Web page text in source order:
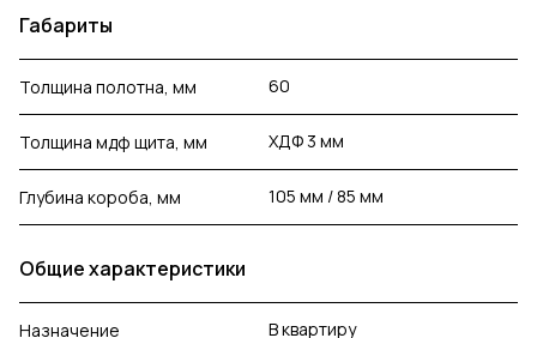
Габариты
Толщина полотна, мм 60
Толщина мдф щита, мм ХДФ 3 мм
Глубина короба, мм 105 мм / 85 мм
Общие характеристики
Назначение В квартиру